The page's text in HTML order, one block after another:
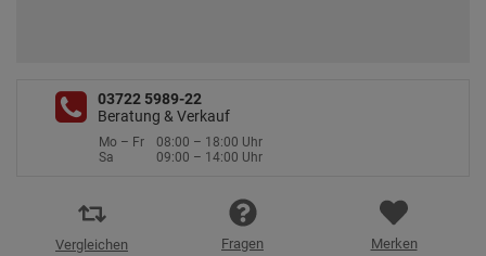
03722 5989-22
Beratung & Verkauf
Mo – Fr
08:00 – 18:00 Uhr
Sa
09:00 – 14:00 Uhr
Vergleichen Fragen Merken